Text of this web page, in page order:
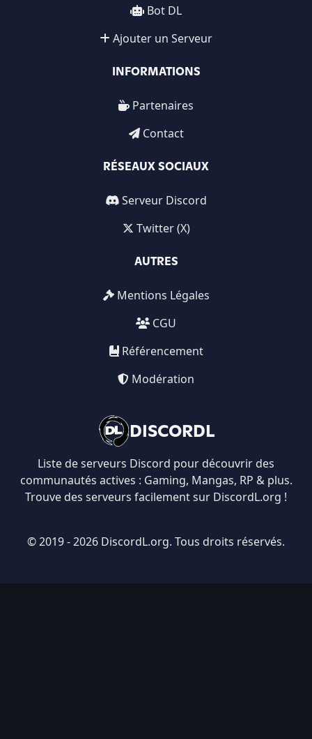
DISCORDL
Liste de serveurs Discord pour découvrir des
communautés actives : Gaming, Mangas, RP & plus.
Trouve des serveurs facilement sur DiscordL.org !
Bot DL
Ajouter un Serveur
INFORMATIONS
Partenaires
Contact
RÉSEAUX SOCIAUX
Serveur Discord
Twitter (X)
AUTRES
Mentions Légales
CGU
Référencement
Modération
© 2019 - 2026 DiscordL.org. Tous droits réservés.